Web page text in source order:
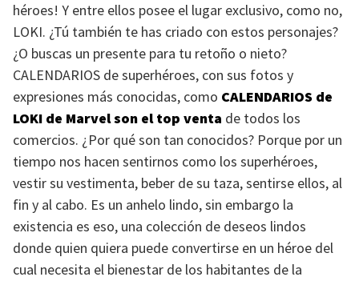
héroes! Y entre ellos posee el lugar exclusivo, como no,
LOKI. ¿Tú también te has criado con estos personajes?
¿O buscas un presente para tu retoño o nieto?
CALENDARIOS de superhéroes, con sus fotos y
expresiones más conocidas, como CALENDARIOS de
LOKI de Marvel son el top venta de todos los
comercios. ¿Por qué son tan conocidos? Porque por un
tiempo nos hacen sentirnos como los superhéroes,
vestir su vestimenta, beber de su taza, sentirse ellos, al
fin y al cabo. Es un anhelo lindo, sin embargo la
existencia es eso, una colección de deseos lindos
donde quien quiera puede convertirse en un héroe del
cual necesita el bienestar de los habitantes de la